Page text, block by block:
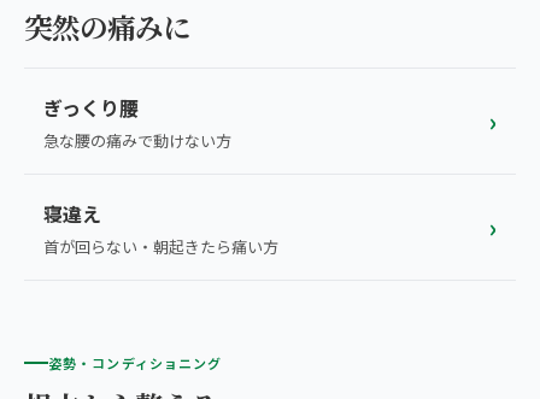
突然の痛みに
ぎっくり腰
急な腰の痛みで動けない方
›
寝違え
首が回らない・朝起きたら痛い方
›
姿勢・コンディショニング